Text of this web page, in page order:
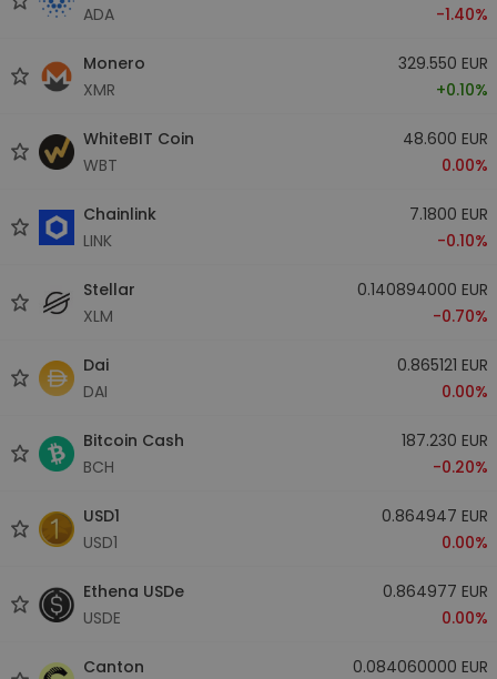
ADA
-1.40%
Monero
XMR
329.550 EUR
+0.10%
WhiteBIT Coin
WBT
48.600 EUR
0.00%
Chainlink
LINK
7.1800 EUR
-0.10%
Stellar
XLM
0.140894000 EUR
-0.70%
Dai
DAI
0.865121 EUR
0.00%
Bitcoin Cash
BCH
187.230 EUR
-0.20%
USD1
USD1
0.864947 EUR
0.00%
Ethena USDe
USDE
0.864977 EUR
0.00%
Canton
0.084060000 EUR